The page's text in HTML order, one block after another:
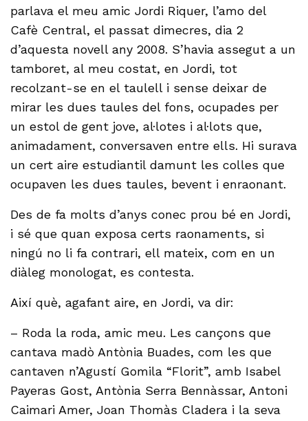
parlava el meu amic Jordi Riquer, l’amo del
Cafè Central, el passat dimecres, dia 2
d’aquesta novell any 2008. S’havia assegut a un
tamboret, al meu costat, en Jordi, tot
recolzant-se en el taulell i sense deixar de
mirar les dues taules del fons, ocupades per
un estol de gent jove, al·lotes i al·lots que,
animadament, conversaven entre ells. Hi surava
un cert aire estudiantil damunt les colles que
ocupaven les dues taules, bevent i enraonant.
Des de fa molts d’anys conec prou bé en Jordi,
i sé que quan exposa certs raonaments, si
ningú no li fa contrari, ell mateix, com en un
diàleg monologat, es contesta.
Així què, agafant aire, en Jordi, va dir:
– Roda la roda, amic meu. Les cançons que
cantava madò Antònia Buades, com les que
cantaven n’Agustí Gomila “Florit”, amb Isabel
Payeras Gost, Antònia Serra Bennàssar, Antoni
Caimari Amer, Joan Thomàs Cladera i la seva